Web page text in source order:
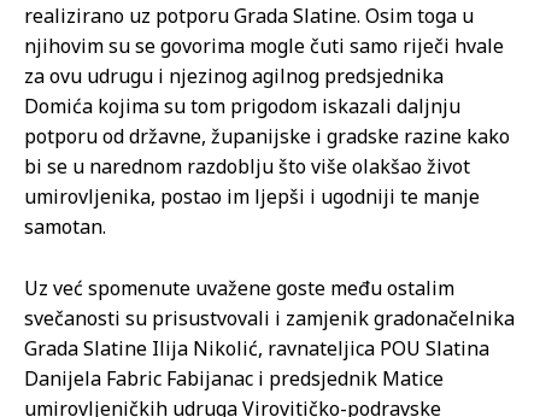
realizirano uz potporu Grada Slatine. Osim toga u
njihovim su se govorima mogle čuti samo riječi hvale
za ovu udrugu i njezinog agilnog predsjednika
Domića kojima su tom prigodom iskazali daljnju
potporu od državne, županijske i gradske razine kako
bi se u narednom razdoblju što više olakšao život
umirovljenika, postao im ljepši i ugodniji te manje
samotan.
Uz već spomenute uvažene goste među ostalim
svečanosti su prisustvovali i zamjenik gradonačelnika
Grada Slatine Ilija Nikolić, ravnateljica POU Slatina
Danijela Fabric Fabijanac i predsjednik Matice
umirovljeničkih udruga Virovitičko-podravske